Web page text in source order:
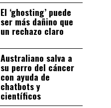
El ‘ghosting’ puede
ser más dañino que
un rechazo claro
Australiano salva a
su perro del cáncer
con ayuda de
chatbots y
científicos